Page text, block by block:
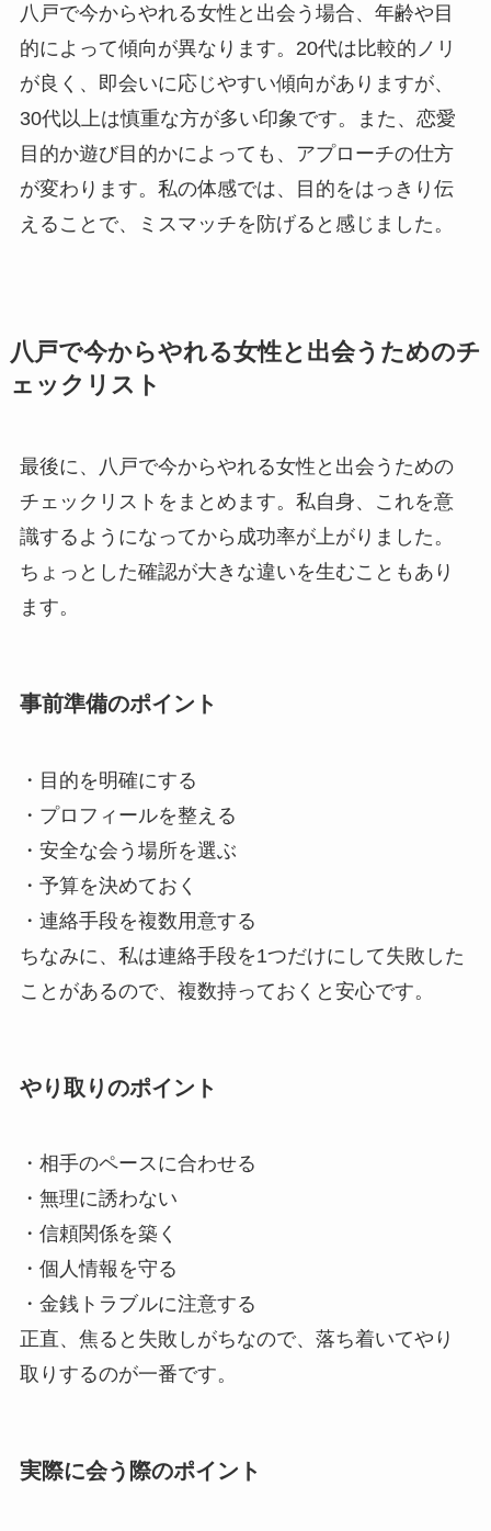
八戸で今からやれる女性と出会う場合、年齢や目
的によって傾向が異なります。20代は比較的ノリ
が良く、即会いに応じやすい傾向がありますが、
30代以上は慎重な方が多い印象です。また、恋愛
目的か遊び目的かによっても、アプローチの仕方
が変わります。私の体感では、目的をはっきり伝
えることで、ミスマッチを防げると感じました。
八戸で今からやれる女性と出会うためのチ
ェックリスト
最後に、八戸で今からやれる女性と出会うための
チェックリストをまとめます。私自身、これを意
識するようになってから成功率が上がりました。
ちょっとした確認が大きな違いを生むこともあり
ます。
事前準備のポイント
・目的を明確にする
・プロフィールを整える
・安全な会う場所を選ぶ
・予算を決めておく
・連絡手段を複数用意する
ちなみに、私は連絡手段を1つだけにして失敗した
ことがあるので、複数持っておくと安心です。
やり取りのポイント
・相手のペースに合わせる
・無理に誘わない
・信頼関係を築く
・個人情報を守る
・金銭トラブルに注意する
正直、焦ると失敗しがちなので、落ち着いてやり
取りするのが一番です。
実際に会う際のポイント